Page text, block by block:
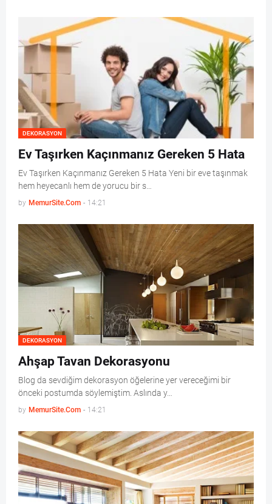
DEKORASYON
Ev Taşırken Kaçınmanız Gereken 5 Hata
Ev Taşırken Kaçınmanız Gereken 5 Hata Yeni bir eve taşınmak
hem heyecanlı hem de yorucu bir s…
by MemurSite.Com - 14:21
DEKORASYON
Ahşap Tavan Dekorasyonu
Blog da sevdiğim dekorasyon öğelerine yer vereceğimi bir
önceki postumda söylemiştim. Aslında y…
by MemurSite.Com - 14:21